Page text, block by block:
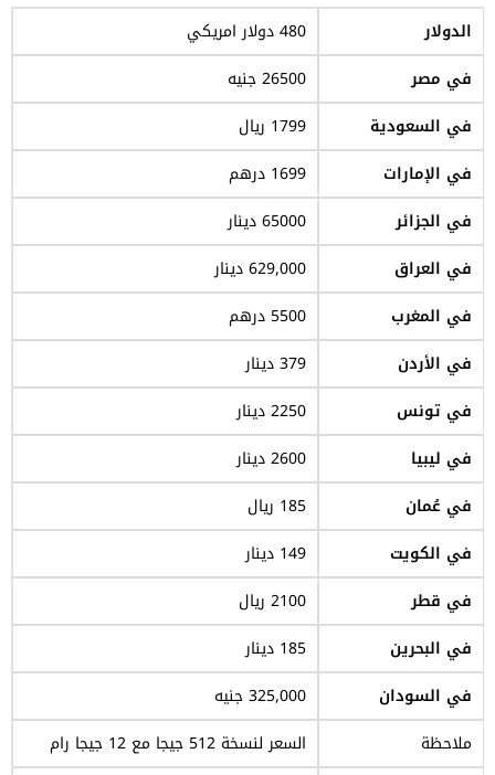
الدولار
480 دولار امريكي
في مصر
26500 جنيه
في السعودية
1799 ريال
في الإمارات
1699 درهم
في الجزائر
65000 دينار
في العراق
629,000 دينار
في المغرب
5500 درهم
في الأردن
379 دينار
في تونس
2250 دينار
في ليبيا
2600 دينار
في عُمان
185 ريال
في الكويت
149 دينار
في قطر
2100 ريال
في البحرين
185 دينار
في السودان
325,000 جنيه
ملاحظة
السعر لنسخة 512 جيجا مع 12 جيجا رام